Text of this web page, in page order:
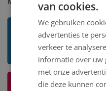
Toon mij meer werken
Johannes Maria Cornelis
Crimpen
Ik weet meer over dit
van cookies.
We gebruiken
advertenties te
verkeer te
informatie over uw
met onze
die deze kunnen